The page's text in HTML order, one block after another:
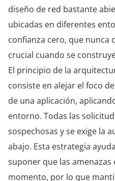
diseño de red bastante
ubicadas en diferentes
confianza cero, que nunca
crucial cuando se
El principio de la
consiste en alejar el foco
de una aplicación,
entorno. Todas las
sospechosas y se exige la
abajo. Esta estrategia
suponer que las
momento, por lo que